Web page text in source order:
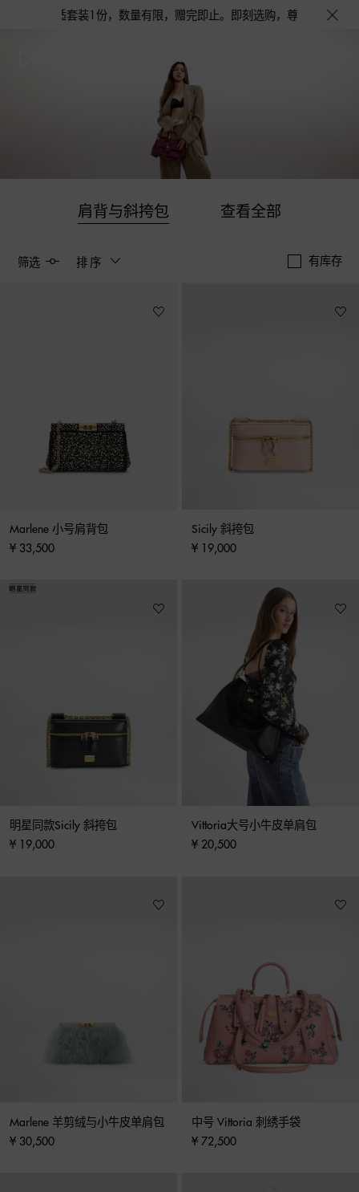
套装1份，数量有限，赠完即止。即刻选购，尊享花呗至高12期
肩背与斜挎包 查看全部
筛选 排序 有库存
Marlene 小号肩背包
¥ 33,500
Sicily 斜挎包
¥ 19,000
明星同款Sicily 斜挎包
¥ 19,000
Vittoria大号小牛皮单肩包
¥ 20,500
Marlene 羊剪绒与小牛皮单肩包
¥ 30,500
中号 Vittoria 刺绣手袋
¥ 72,500